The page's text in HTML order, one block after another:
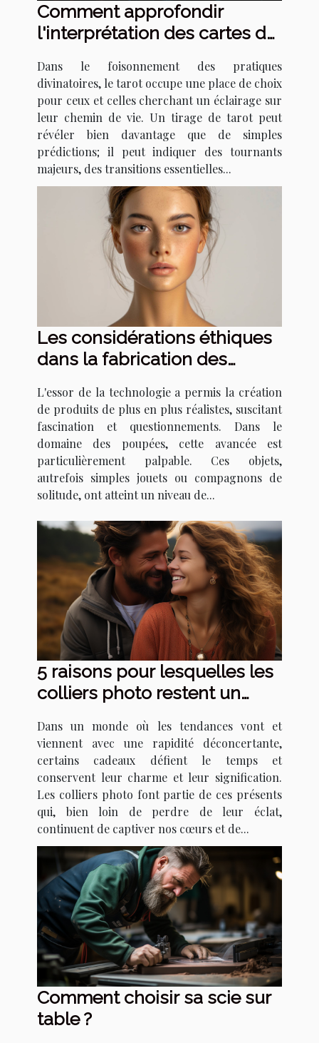
Comment approfondir
l'interprétation des cartes de
signes de changements de
vie majeurs
Dans le foisonnement des pratiques
divinatoires, le tarot occupe une place de choix
pour ceux et celles cherchant un éclairage sur
leur chemin de vie. Un tirage de tarot peut
révéler bien davantage que de simples
prédictions; il peut indiquer des tournants
majeurs, des transitions essentielles...
Les considérations éthiques
dans la fabrication des
L'essor de la technologie a permis la création
de produits de plus en plus réalistes, suscitant
fascination et questionnements. Dans le
domaine des poupées, cette avancée est
particulièrement palpable. Ces objets,
autrefois simples jouets ou compagnons de
solitude, ont atteint un niveau de...
5 raisons pour lesquelles les
colliers photo restent un
cadeau intemporel
Dans un monde où les tendances vont et
viennent avec une rapidité déconcertante,
certains cadeaux défient le temps et
conservent leur charme et leur signification.
Les colliers photo font partie de ces présents
qui, bien loin de perdre de leur éclat,
continuent de captiver nos cœurs et de...
Comment choisir sa scie sur
table ?